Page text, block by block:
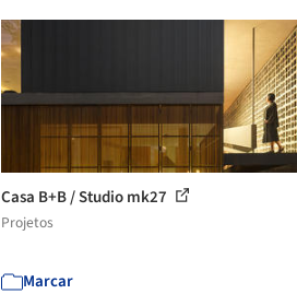
Casa B+B / Studio mk27
Projetos
Marcar